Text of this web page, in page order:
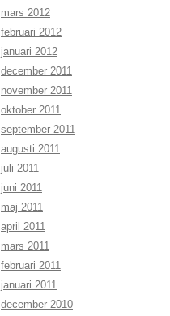
mars 2012
februari 2012
januari 2012
december 2011
november 2011
oktober 2011
september 2011
augusti 2011
juli 2011
juni 2011
maj 2011
april 2011
mars 2011
februari 2011
januari 2011
december 2010